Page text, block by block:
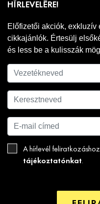
HÍRLEVELÉRE!
Előfizetői akciók, exkluzív
cikkajánlók. Értesülj
és less be a kulisszák
A hírlevél
tájékoztatónkat.